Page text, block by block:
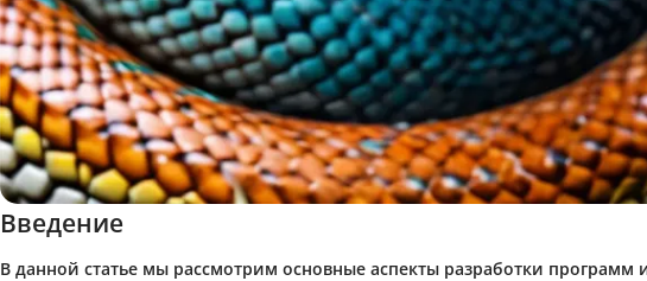
Введение
В данной статье мы рассмотрим основные аспекты разработки программ